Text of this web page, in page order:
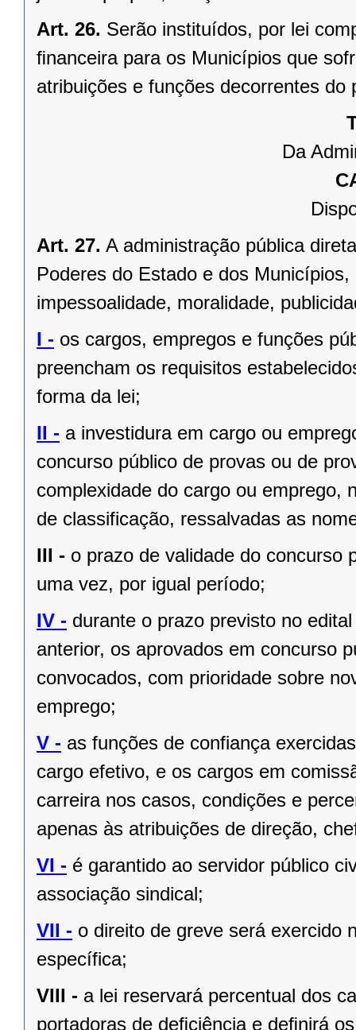
Art. 26. Serão instituídos, por lei
ﬁnanceira para os Municípios que
atribuições e funções decorrentes do
Da
Art. 27. A administração pública
Poderes do Estado e dos
impessoalidade, moralidade,
I - os cargos, empregos e funções
preencham os requisitos
forma da lei;
II - a investidura em cargo ou
concurso público de provas ou de
complexidade do cargo ou emprego,
de classificação, ressalvadas as
III - o prazo de validade do concurso
uma vez, por igual período;
IV - durante o prazo previsto no
anterior, os aprovados em concurso
convocados, com prioridade sobre
emprego;
V - as funções de confiança
cargo efetivo, e os cargos em
carreira nos casos, condições e
apenas às atribuições de direção,
VI - é garantido ao servidor público
associação sindical;
VII - o direito de greve será exercido
específica;
VIII - a lei reservará percentual dos
portadoras de deﬁciência e deﬁnirá